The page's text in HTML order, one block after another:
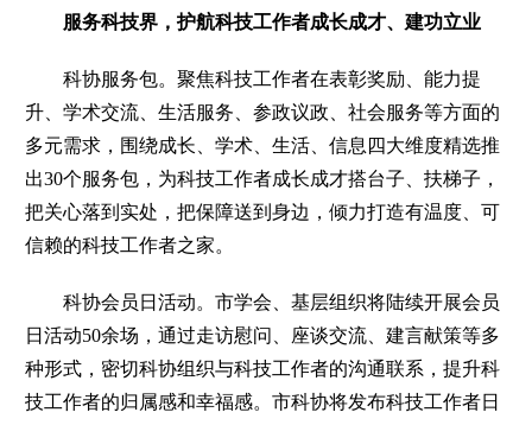
服务科技界，护航科技工作者成长成才、建功立业
科协服务包。聚焦科技工作者在表彰奖励、能力提
升、学术交流、生活服务、参政议政、社会服务等方面的
多元需求，围绕成长、学术、生活、信息四大维度精选推
出30个服务包，为科技工作者成长成才搭台子、扶梯子，
把关心落到实处，把保障送到身边，倾力打造有温度、可
信赖的科技工作者之家。
科协会员日活动。市学会、基层组织将陆续开展会员
日活动50余场，通过走访慰问、座谈交流、建言献策等多
种形式，密切科协组织与科技工作者的沟通联系，提升科
技工作者的归属感和幸福感。市科协将发布科技工作者日